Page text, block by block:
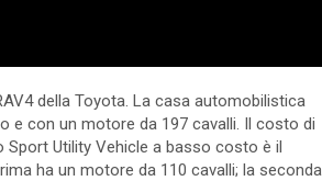
della Toyota. La casa automobilistica
e con un motore da 197 cavalli. Il costo di
Utility Vehicle a basso costo è il
ha un motore da 110 cavalli; la seconda